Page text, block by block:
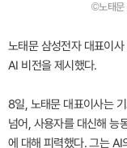
©노태문
노태문 삼성전자 대표이
AI 비전을 제시했다.
8일, 노태문 대표이사는
넘어, 사용자를 대신해 능
에 대해 피력했다. 그는